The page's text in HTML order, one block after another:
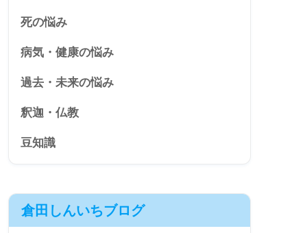
死の悩み
病気・健康の悩み
過去・未来の悩み
釈迦・仏教
豆知識
倉田しんいちブログ